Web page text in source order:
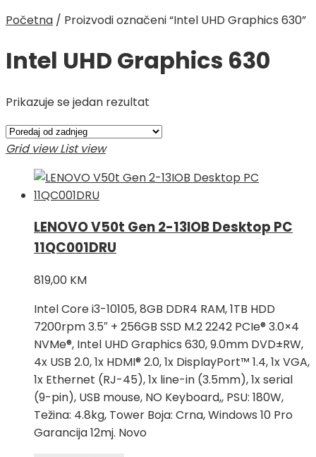
Početna / Proizvodi označeni “Intel UHD Graphics 630”
Intel UHD Graphics 630
Prikazuje se jedan rezultat
Grid view List view
LENOVO V50t Gen 2-13IOB Desktop PC
11QC001DRU
819,00 KM
Intel Core i3-10105, 8GB DDR4 RAM, 1TB HDD
7200rpm 3.5″ + 256GB SSD M.2 2242 PCIe® 3.0×4
NVMe®, Intel UHD Graphics 630, 9.0mm DVD±RW,
4x USB 2.0, 1x HDMI® 2.0, 1x DisplayPort™ 1.4, 1x VGA,
1x Ethernet (RJ-45), 1x line-in (3.5mm), 1x serial
(9-pin), USB mouse, NO Keyboard,, PSU: 180W,
Težina: 4.8kg, Tower Boja: Crna, Windows 10 Pro
Garancija 12mj. Novo